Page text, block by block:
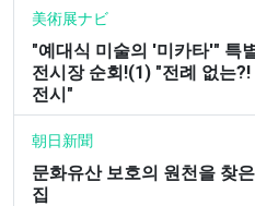
美術展ナビ
"예대식 미술의 '미카타'" 특
전시장 순회!(1) "전례 없는
전시"
朝日新聞
문화유산 보호의 원천을 찾
집